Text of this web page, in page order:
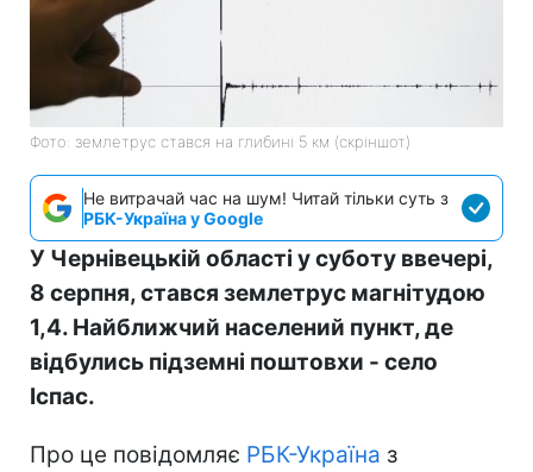
Фото: землетрус стався на глибині 5 км (скріншот)
Не витрачай час на шум! Читай тільки суть з
РБК-Україна у Google
У Чернівецькій області у суботу ввечері,
8 серпня, стався землетрус магнітудою
1,4. Найближчий населений пункт, де
відбулись підземні поштовхи - село
Іспас.
Про це повідомляє РБК-Україна з